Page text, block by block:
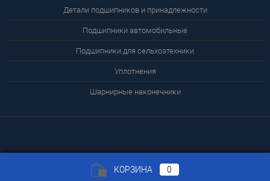
Детали подшипников и принадлежности
Подшипники автомобильные
Подшипники для сельхозтехники
Уплотнения
Шарнирные наконечники
КОРЗИНА 0